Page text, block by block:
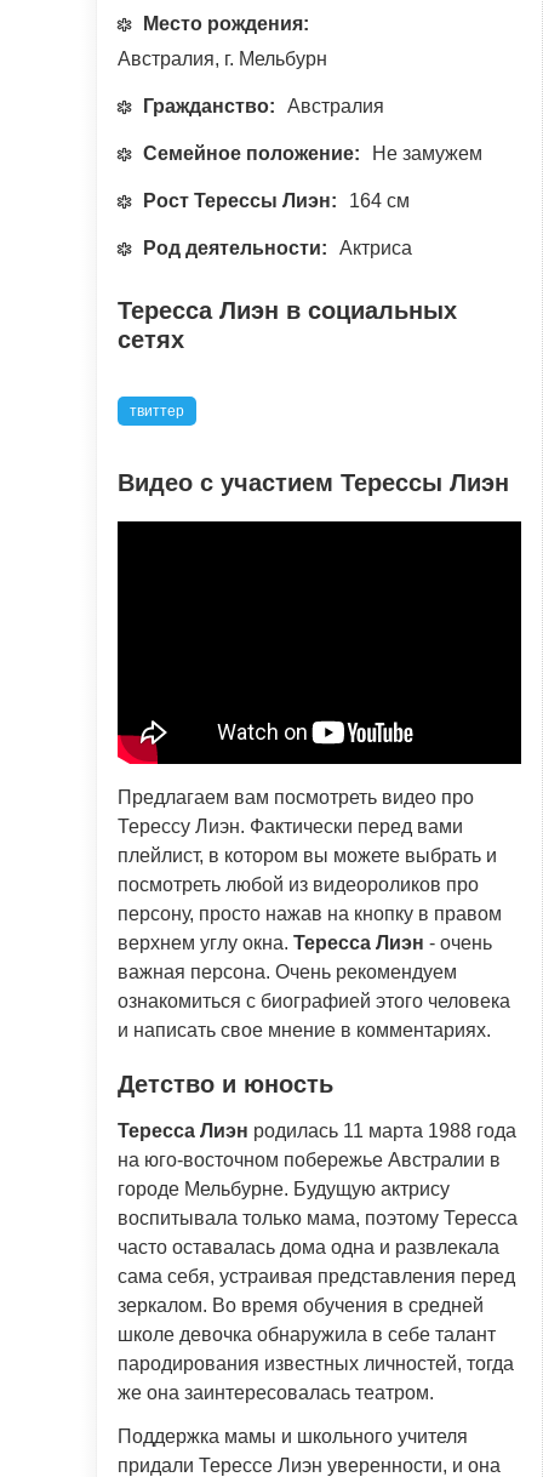
Место рождения:
Австралия, г. Мельбурн
Гражданство: Австралия
Семейное положение: Не замужем
Рост Терессы Лиэн: 164 см
Род деятельности: Актриса
Тересса Лиэн в социальных
сетях
твиттер
Видео с участием Терессы Лиэн
Предлагаем вам посмотреть видео про
Терессу Лиэн. Фактически перед вами
плейлист, в котором вы можете выбрать и
посмотреть любой из видеороликов про
персону, просто нажав на кнопку в правом
верхнем углу окна. Тересса Лиэн - очень
важная персона. Очень рекомендуем
ознакомиться с биографией этого человека
и написать свое мнение в комментариях.
Детство и юность
Тересса Лиэн родилась 11 марта 1988 года
на юго-восточном побережье Австралии в
городе Мельбурне. Будущую актрису
воспитывала только мама, поэтому Тересса
часто оставалась дома одна и развлекала
сама себя, устраивая представления перед
зеркалом. Во время обучения в средней
школе девочка обнаружила в себе талант
пародирования известных личностей, тогда
же она заинтересовалась театром.
Поддержка мамы и школьного учителя
придали Терессе Лиэн уверенности, и она